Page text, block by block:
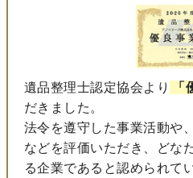
遺品整理士認定協会より 「
だきました。
法令を遵守した事業活動や
などを評価いただき、どな
る企業であると認められて